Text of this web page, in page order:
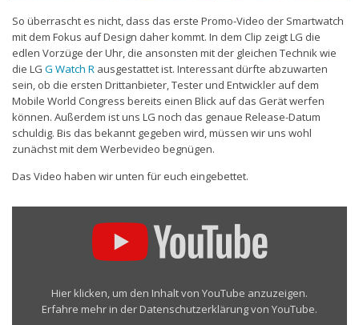
So überrascht es nicht, dass das erste Promo-Video der Smartwatch
mit dem Fokus auf Design daher kommt. In dem Clip zeigt LG die
edlen Vorzüge der Uhr, die ansonsten mit der gleichen Technik wie
die LG G Watch R ausgestattet ist. Interessant dürfte abzuwarten
sein, ob die ersten Drittanbieter, Tester und Entwickler auf dem
Mobile World Congress bereits einen Blick auf das Gerät werfen
können. Außerdem ist uns LG noch das genaue Release-Datum
schuldig. Bis das bekannt gegeben wird, müssen wir uns wohl
zunächst mit dem Werbevideo begnügen.
Das Video haben wir unten für euch eingebettet.
Hier klicken, um den Inhalt von YouTube anzuzeigen.
Erfahre mehr in der Datenschutzerklärung von YouTube.